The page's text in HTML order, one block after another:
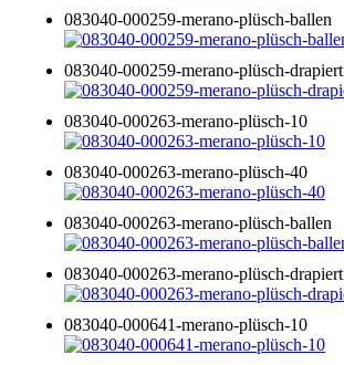
083040-000259-merano-plüsch-ballen
083040-000259-merano-plüsch-drapiert
083040-000263-merano-plüsch-10
083040-000263-merano-plüsch-40
083040-000263-merano-plüsch-ballen
083040-000263-merano-plüsch-drapiert
083040-000641-merano-plüsch-10